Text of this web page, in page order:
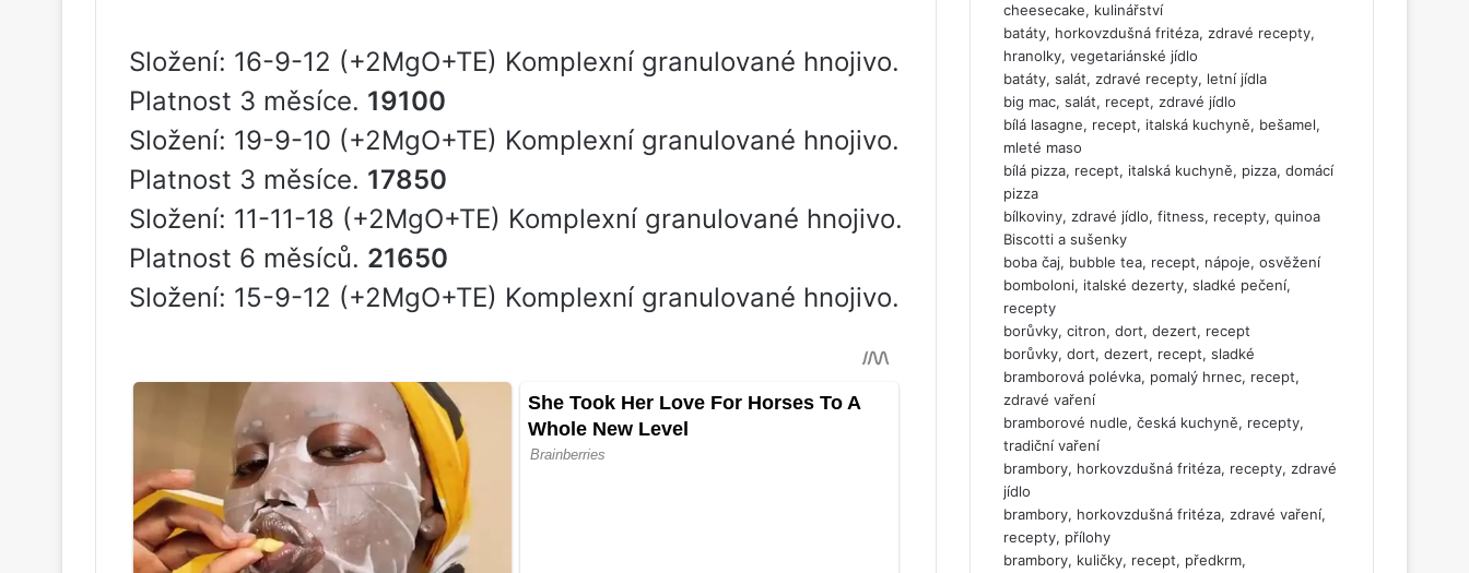
Složení: 16-9-12 (+2MgO+TE) Komplexní granulované hnojivo.
Platnost 3 měsíce. 19100
Složení: 19-9-10 (+2MgO+TE) Komplexní granulované hnojivo.
Platnost 3 měsíce. 17850
Složení: 11-11-18 (+2MgO+TE) Komplexní granulované hnojivo.
Platnost 6 měsíců. 21650
Složení: 15-9-12 (+2MgO+TE) Komplexní granulované hnojivo.
cheesecake, kulinářství
batáty, horkovzdušná fritéza, zdravé recepty,
hranolky, vegetariánské jídlo
batáty, salát, zdravé recepty, letní jídla
big mac, salát, recept, zdravé jídlo
bílá lasagne, recept, italská kuchyně, bešamel,
mleté maso
bílá pizza, recept, italská kuchyně, pizza, domácí
pizza
bílkoviny, zdravé jídlo, fitness, recepty, quinoa
Biscotti a sušenky
boba čaj, bubble tea, recept, nápoje, osvěžení
bomboloni, italské dezerty, sladké pečení,
recepty
borůvky, citron, dort, dezert, recept
borůvky, dort, dezert, recept, sladké
bramborová polévka, pomalý hrnec, recept,
zdravé vaření
bramborové nudle, česká kuchyně, recepty,
tradiční vaření
brambory, horkovzdušná fritéza, recepty, zdravé
jídlo
brambory, horkovzdušná fritéza, zdravé vaření,
recepty, přílohy
brambory, kuličky, recept, předkrm,